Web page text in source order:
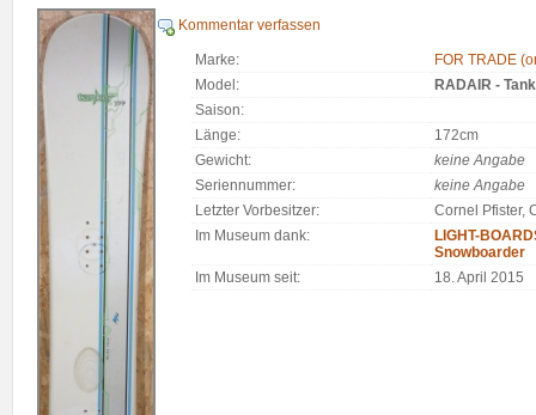
Kommentar verfassen
Marke:
FOR TRADE
Model:
RADAIR -
Saison:
Länge:
172cm
Gewicht:
keine Angabe
Seriennummer:
keine Angabe
Letzter Vorbesitzer:
Cornel Pfister,
Im Museum dank:
LIGHT-
Snowboarder
Im Museum seit:
18. April 2015